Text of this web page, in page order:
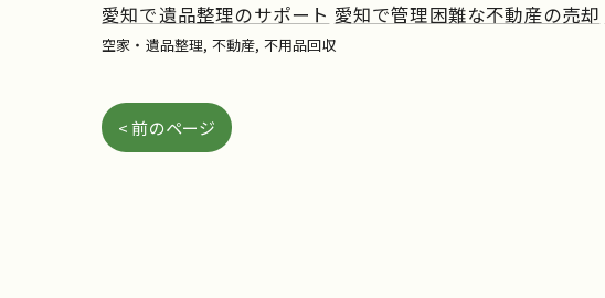
愛知で遺品整理のサポート 愛知で管理困難な不動産の売却
空家・遺品整理 不動産 不用品回収
< 前のページ